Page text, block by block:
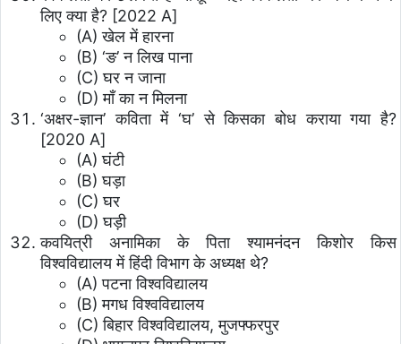
लिए क्या है? [2022 A]
(A) खेल में हारना
(B) ‘ङ’ न लिख पाना
(C) घर न जाना
(D) माँ का न मिलना
‘अक्षर-ज्ञान’ कविता में ‘घ’ से किसका बोध कराया गया है?
[2020 A]
(A) घंटी
(B) घड़ा
(C) घर
(D) घड़ी
कवयित्री अनामिका के पिता श्यामनंदन किशोर किस
विश्वविद्यालय में हिंदी विभाग के अध्यक्ष थे?
(A) पटना विश्वविद्यालय
(B) मगध विश्वविद्यालय
(C) बिहार विश्वविद्यालय, मुजफ्फरपुर